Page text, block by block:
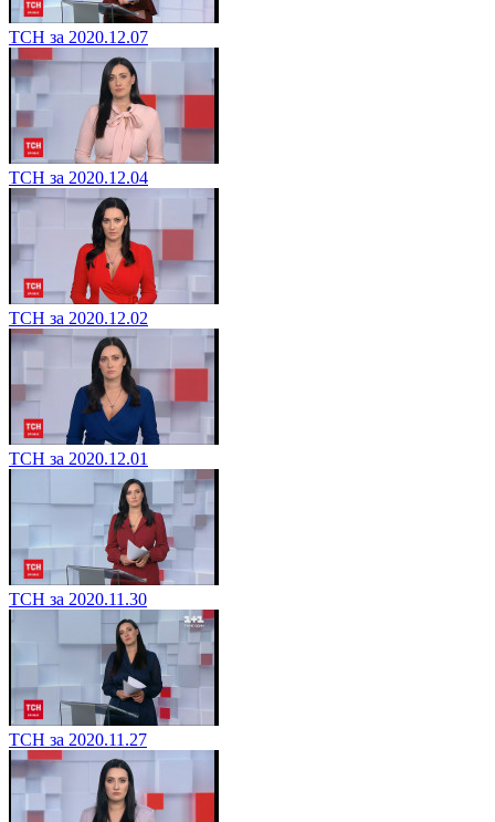
ТСН за 2020.12.07
ТСН за 2020.12.04
ТСН за 2020.12.02
ТСН за 2020.12.01
ТСН за 2020.11.30
ТСН за 2020.11.27